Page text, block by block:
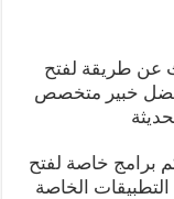
عن طريقة لفتح
خبير متخصص
برامج خاصة لفتح
الخاصة